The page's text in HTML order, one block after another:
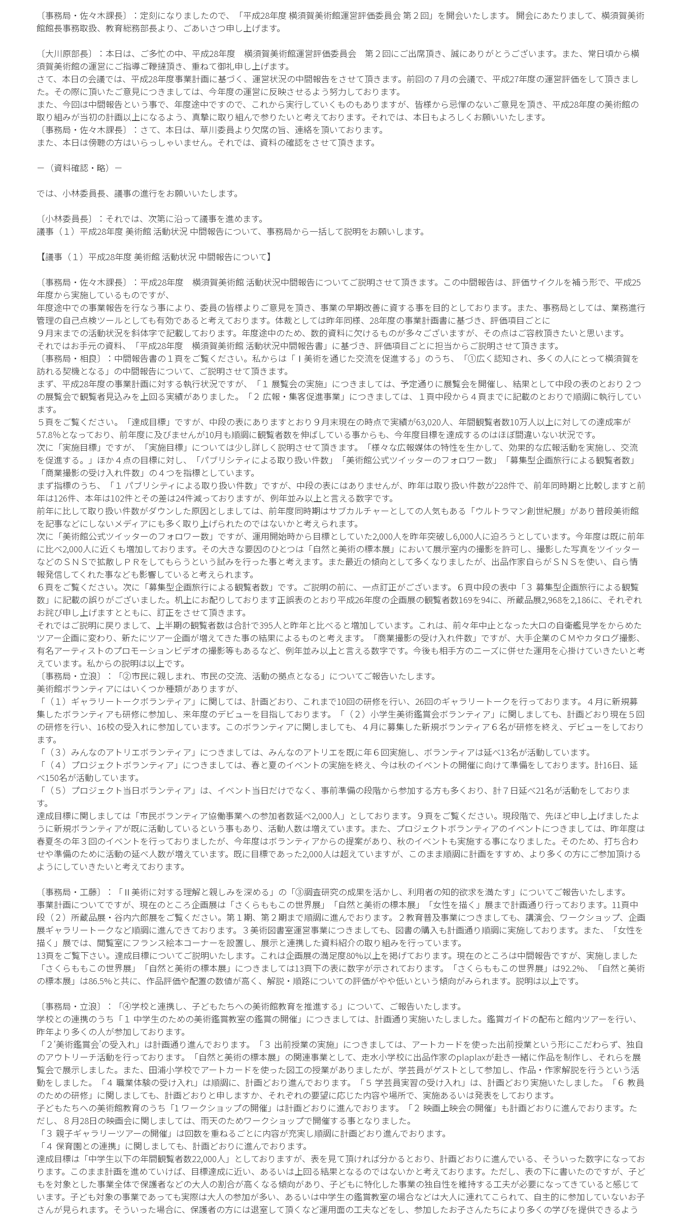
〔事務局・佐々木課長〕：定刻になりましたので、「平成28年度 横須賀美術館運営評価委員会 第２回」を開会いたします。 開会にあたりまして、横須賀美術
館館長事務取扱、教育総務部長より、ごあいさつ申し上げます。
〔大川原部長〕：本日は、ご多忙の中、平成28年度 横須賀美術館運営評価委員会 第２回にご出席頂き、誠にありがとうございます。また、常日頃から横
須賀美術館の運営にご指導ご鞭撻頂き、重ねて御礼申し上げます。
さて、本日の会議では、平成28年度事業計画に基づく、運営状況の中間報告をさせて頂きます。前回の７月の会議で、平成27年度の運営評価をして頂きまし
た。その際に頂いたご意見につきましては、今年度の運営に反映させるよう努力しております。
また、今回は中間報告という事で、年度途中ですので、これから実行していくものもありますが、皆様から忌憚のないご意見を頂き、平成28年度の美術館の
取り組みが当初の計画以上になるよう、真摯に取り組んで参りたいと考えております。それでは、本日もよろしくお願いいたします。
〔事務局・佐々木課長〕：さて、本日は、草川委員より欠席の旨、連絡を頂いております。
また、本日は傍聴の方はいらっしゃいません。それでは、資料の確認をさせて頂きます。
－（資料確認・略）－
では、小林委員長、議事の進行をお願いいたします。
〔小林委員長〕：それでは、次第に沿って議事を進めます。
議事（１）平成28年度 美術館 活動状況 中間報告について、事務局から一括して説明をお願いします。
【議事（１）平成28年度 美術館 活動状況 中間報告について】
〔事務局・佐々木課長〕：平成28年度 横須賀美術館 活動状況中間報告についてご説明させて頂きます。この中間報告は、評価サイクルを補う形で、平成25
年度から実施しているものですが、
年度途中での事業報告を行なう事により、委員の皆様よりご意見を頂き、事業の早期改善に資する事を目的としております。また、事務局としては、業務進行
管理の自己点検ツールとしても有効であると考えております。体裁としては昨年同様、28年度の事業計画書に基づき、評価項目ごとに
９月末までの活動状況を斜体字で記載しております。年度途中のため、数的資料に欠けるものが多々ございますが、その点はご容赦頂きたいと思います。
それではお手元の資料、「平成28年度 横須賀美術館 活動状況中間報告書」に基づき、評価項目ごとに担当からご説明させて頂きます。
〔事務局・相良〕：中間報告書の１頁をご覧ください。私からは「Ⅰ美術を通じた交流を促進する」のうち、「①広く認知され、多くの人にとって横須賀を
訪れる契機となる」の中間報告について、ご説明させて頂きます。
まず、平成28年度の事業計画に対する執行状況ですが、「１ 展覧会の実施」につきましては、予定通りに展覧会を開催し、結果として中段の表のとおり２つ
の展覧会で観覧者見込みを上回る実績がありました。「２ 広報・集客促進事業」につきましては、１頁中段から４頁までに記載のとおりで順調に執行してい
ます。
５頁をご覧ください。「達成目標」ですが、中段の表にありますとおり９月末現在の時点で実績が63,020人、年間観覧者数10万人以上に対しての達成率が
57.8％となっており、前年度に及びませんが10月も順調に観覧者数を伸ばしている事からも、今年度目標を達成するのはほぼ間違いない状況です。
次に「実施目標」ですが、「実施目標」については少し詳しく説明させて頂きます。「様々な広報媒体の特性を生かして、効果的な広報活動を実施し、交流
を促進する。」ほか４点の目標に対し、「パブリシティによる取り扱い件数」「美術館公式ツイッターのフォロワー数」「募集型企画旅行による観覧者数」
「商業撮影の受け入れ件数」の４つを指標としています。
まず指標のうち、「１ パブリシティによる取り扱い件数」ですが、中段の表にはありませんが、昨年は取り扱い件数が228件で、前年同時期と比較しますと前
年は126件、本年は102件とその差は24件減っておりますが、例年並み以上と言える数字です。
前年に比して取り扱い件数がダウンした原因としましては、前年度同時期はサブカルチャーとしての人気もある「ウルトラマン創世紀展」があり普段美術館
を記事などにしないメディアにも多く取り上げられたのではないかと考えられます。
次に「美術館公式ツイッターのフォロワー数」ですが、運用開始時から目標としていた2,000人を昨年突破し6,000人に迫ろうとしています。今年度は既に前年
に比べ2,000人に近くも増加しております。その大きな要因のひとつは「自然と美術の標本展」において展示室内の撮影を許可し、撮影した写真をツイッター
などのＳＮＳで拡散しＰＲをしてもらうという試みを行った事と考えます。また最近の傾向として多くなりましたが、出品作家自らがＳＮＳを使い、自ら情
報発信してくれた事なども影響していると考えられます。
６頁をご覧ください。次に「募集型企画旅行による観覧者数」です。ご説明の前に、一点訂正がございます。６頁中段の表中「３ 募集型企画旅行による観覧
数」に記載の誤りがございました。机上にお配りしております正誤表のとおり平成26年度の企画展の観覧者数169を94に、所蔵品展2,968を2,186に、それぞれ
お詫び申し上げますとともに、訂正をさせて頂きます。
それではご説明に戻りまして、上半期の観覧者数は合計で395人と昨年と比べると増加しています。これは、前々年中止となった大口の自衛艦見学をからめた
ツアー企画に変わり、新たにツアー企画が増えてきた事の結果によるものと考えます。「商業撮影の受け入れ件数」ですが、大手企業のＣＭやカタログ撮影、
有名アーティストのプロモーションビデオの撮影等もあるなど、例年並み以上と言える数字です。今後も相手方のニーズに併せた運用を心掛けていきたいと考
えています。私からの説明は以上です。
〔事務局・立浪〕：「②市民に親しまれ、市民の交流、活動の拠点となる」についてご報告いたします。
美術館ボランティアにはいくつか種類がありますが、
「（１）ギャラリートークボランティア」に関しては、計画どおり、これまで10回の研修を行い、26回のギャラリートークを行っております。４月に新規募
集したボランティアも研修に参加し、来年度のデビューを目指しております。「（２）小学生美術鑑賞会ボランティア」に関しましても、計画どおり現在５回
の研修を行い、16校の受入れに参加しています。このボランティアに関しましても、４月に募集した新規ボランティア６名が研修を終え、デビューをしており
ます。
「（３）みんなのアトリエボランティア」につきましては、みんなのアトリエを既に年６回実施し、ボランティアは延べ13名が活動しています。
「（４）プロジェクトボランティア」につきましては、春と夏のイベントの実施を終え、今は秋のイベントの開催に向けて準備をしております。計16日、延
べ150名が活動しています。
「（５）プロジェクト当日ボランティア」は、イベント当日だけでなく、事前準備の段階から参加する方も多くおり、計７日延べ21名が活動をしておりま
す。
達成目標に関しましては「市民ボランティア協働事業への参加者数延べ2,000人」としております。９頁をご覧ください。現段階で、先ほど申し上げましたよ
うに新規ボランティアが既に活動しているという事もあり、活動人数は増えています。また、プロジェクトボランティアのイベントにつきましては、昨年度は
春夏冬の年３回のイベントを行っておりましたが、今年度はボランティアからの提案があり、秋のイベントも実施する事になりました。そのため、打ち合わ
せや準備のために活動の延べ人数が増えています。既に目標であった2,000人は超えていますが、このまま順調に計画をすすめ、より多くの方にご参加頂ける
ようにしていきたいと考えております。
〔事務局・工藤〕：「Ⅱ美術に対する理解と親しみを深める」の「③調査研究の成果を活かし、利用者の知的欲求を満たす」についてご報告いたします。
事業計画についてですが、現在のところ企画展は「さくらももこの世界展」「自然と美術の標本展」「女性を描く」展まで計画通り行っております。11頁中
段（２）所蔵品展・谷内六郎展をご覧ください。第１期、第２期まで順調に進んでおります。２教育普及事業につきましても、講演会、ワークショップ、企画
展ギャラリートークなど順調に進んできております。３美術図書室運営事業につきましても、図書の購入も計画通り順調に実施しております。また、「女性を
描く」展では、閲覧室にフランス絵本コーナーを設置し、展示と連携した資料紹介の取り組みを行っています。
13頁をご覧下さい。達成目標についてご説明いたします。これは企画展の満足度80%以上を掲げております。現在のところは中間報告ですが、実施しました
「さくらももこの世界展」「自然と美術の標本展」につきましては13頁下の表に数字が示されております。「さくらももこの世界展」は92.2%、「自然と美術
の標本展」は86.5%と共に、作品評価や配置の数値が高く、解説・順路についての評価がやや低いという傾向がみられます。説明は以上です。
〔事務局・立浪〕：「④学校と連携し、子どもたちへの美術館教育を推進する」について、ご報告いたします。
学校との連携のうち「１ 中学生のための美術鑑賞教室の鑑賞の開催」につきましては、計画通り実施いたしました。鑑賞ガイドの配布と館内ツアーを行い、
昨年より多くの人が参加しております。
「２‘美術鑑賞会’の受入れ」は計画通り進んでおります。「３ 出前授業の実施」につきましては、アートカードを使った出前授業という形にこだわらず、独自
のアウトリーチ活動を行っております。「自然と美術の標本展」の関連事業として、走水小学校に出品作家のplaplaxが赴き一緒に作品を制作し、それらを展
覧会で展示しました。また、田浦小学校でアートカードを使った図工の授業がありましたが、学芸員がゲストとして参加し、作品・作家解説を行うという活
動をしました。「４ 職業体験の受け入れ」は順調に、計画どおり進んでおります。「５ 学芸員実習の受け入れ」は、計画どおり実施いたしました。「６ 教員
のための研修」に関しましても、計画どおりと申しますか、それぞれの要望に応じた内容や場所で、実施あるいは発表をしております。
子どもたちへの美術館教育のうち「1 ワークショップの開催」は計画どおりに進んでおります。「２ 映画上映会の開催」も計画どおりに進んでおります。た
だし、８月28日の映画会に関しましては、雨天のためワークショップで開催する事となりました。
「３ 親子ギャラリーツアーの開催」は回数を重ねるごとに内容が充実し順調に計画どおり進んでおります。
「４ 保育園との連携」に関しましても、計画どおりに進んでおります。
達成目標は「中学生以下の年間観覧者数22,000人」としておりますが、表を見て頂ければ分かるとおり、計画どおりに進んでいる、そういった数字になってお
ります。このまま計画を進めていけば、目標達成に近い、あるいは上回る結果となるのではないかと考えております。ただし、表の下に書いたのですが、子ど
もを対象とした事業全体で保護者などの大人の割合が高くなる傾向があり、子どもに特化した事業の独自性を維持する工夫が必要になってきていると感じて
います。子ども対象の事業であっても実際は大人の参加が多い、あるいは中学生の鑑賞教室の場合などは大人に連れてこられて、自主的に参加していないお子
さんが見られます。そういった場合に、保護者の方には退室して頂くなど運用面の工夫などをし、参加したお子さんたちにより多くの学びを提供できるよう